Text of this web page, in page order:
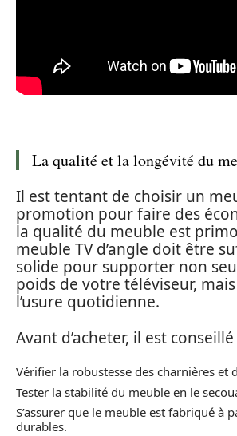
La qualité et la longévité du
Il est tentant de choisir un
promotion pour faire des
la qualité du meuble est
meuble TV d’angle doit être
solide pour supporter non
poids de votre téléviseur,
l’usure quotidienne.
Avant d’acheter, il est
Vérifier la robustesse des charnières et
Tester la stabilité du meuble en le
S’assurer que le meuble est fabriqué à
durables.